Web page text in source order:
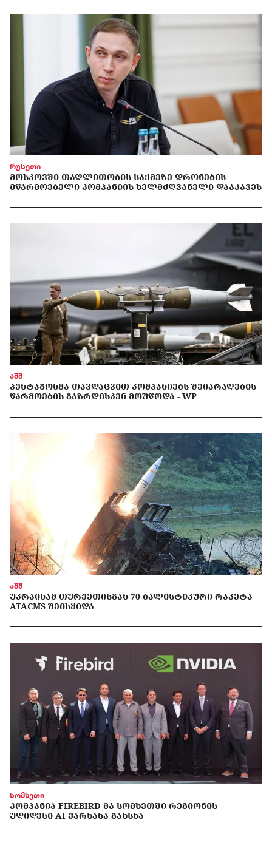
რუსეთი
ᲛᲝᲡᲙᲝᲕᲨᲘ ᲗᲐᲦᲚᲘᲗᲝᲑᲘᲡ ᲡᲐᲥᲛᲔᲖᲔ ᲓᲠᲝᲜᲔᲑᲘᲡ
ᲛᲬᲐᲠᲛᲝᲔᲑᲔᲚᲘ ᲙᲝᲛᲞᲐᲜᲘᲘᲡ ᲮᲔᲚᲛᲫᲦᲕᲐᲜᲔᲚᲘ ᲓᲐᲐᲙᲐᲕᲔᲡ
აშშ
ᲞᲔᲜᲢᲐᲒᲝᲜᲛᲐ ᲗᲐᲕᲓᲐᲪᲕᲘᲗ ᲙᲝᲛᲞᲐᲜᲘᲔᲑᲡ ᲨᲔᲘᲐᲠᲐᲦᲔᲑᲘᲡ
ᲬᲐᲠᲛᲝᲔᲑᲘᲡ ᲒᲐᲖᲠᲓᲘᲡᲙᲔᲜ ᲛᲝᲣᲬᲝᲓᲐ - WP
აშშ
ᲣᲙᲠᲐᲘᲜᲐᲛ ᲗᲣᲠᲥᲔᲗᲘᲡᲒᲐᲜ 70 ᲑᲐᲚᲘᲡᲢᲘᲙᲣᲠᲘ ᲠᲐᲙᲔᲢᲐ
ATACMS ᲨᲔᲘᲡᲧᲘᲓᲐ
სომხეთი
ᲙᲝᲛᲞᲐᲜᲘᲐ FIREBIRD-ᲛᲐ ᲡᲝᲛᲮᲔᲗᲨᲘ ᲠᲔᲒᲘᲝᲜᲘᲡ
ᲣᲓᲘᲓᲔᲡᲘ AI ᲥᲐᲠᲮᲐᲜᲐ ᲒᲐᲮᲡᲜᲐ